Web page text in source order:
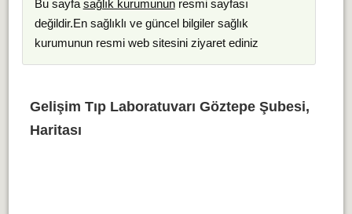
Bu sayfa sağlık kurumununresmi sayfası
değildir.En sağlıklı ve güncel bilgiler sağlık
kurumunun resmi web sitesini ziyaret ediniz
Gelişim Tıp Laboratuvarı Göztepe Şubesi,
Haritası